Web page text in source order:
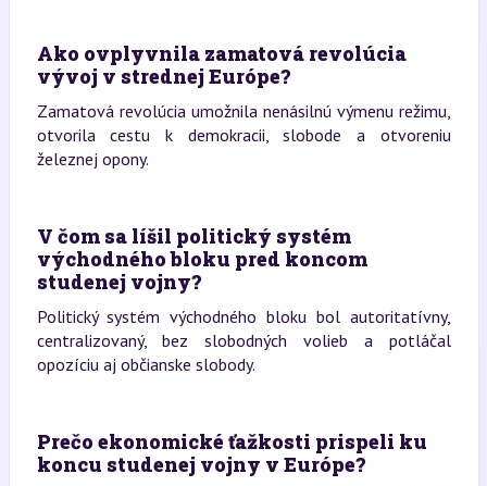
Ako ovplyvnila zamatová revolúcia
vývoj v strednej Európe?
Zamatová revolúcia umožnila nenásilnú výmenu režimu,
otvorila cestu k demokracii, slobode a otvoreniu
železnej opony.
V čom sa líšil politický systém
východného bloku pred koncom
studenej vojny?
Politický systém východného bloku bol autoritatívny,
centralizovaný, bez slobodných volieb a potláčal
opozíciu aj občianske slobody.
Prečo ekonomické ťažkosti prispeli ku
koncu studenej vojny v Európe?